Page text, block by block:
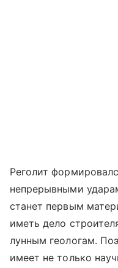
Реголит
непрерывными
станет первым
иметь дело
лунным геологам.
имеет не только